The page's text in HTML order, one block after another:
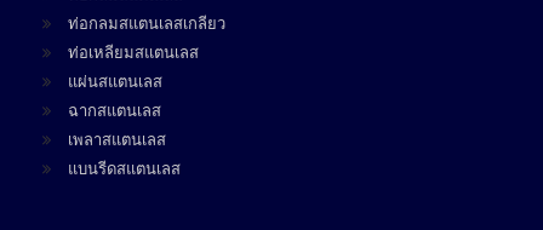
ท่อกลมสแตนเลสเกลียว
ท่อเหลียมสแตนเลส
แผ่นสแตนเลส
ฉากสแตนเลส
เพลาสแตนเลส
แบนรีดสแตนเลส